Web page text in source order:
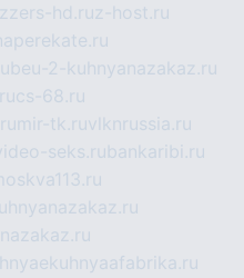
hd.ruz-host.ru
naperekate.ru
2-kuhnyanazakaz.ru
cs-68.ru
mir-tk.ruvlknrussia.ru
seks.rubankaribi.ru